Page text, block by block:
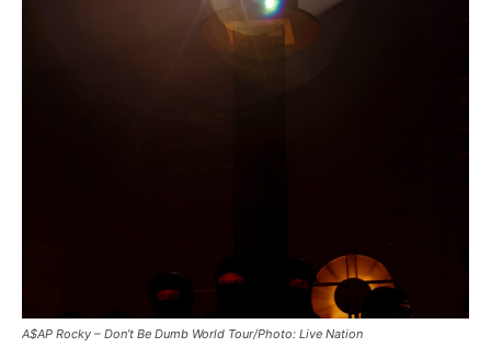
A$AP Rocky – Don’t Be Dumb World Tour/Photo: Live Nation